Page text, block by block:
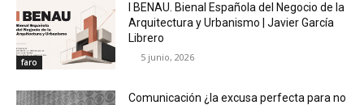
faro
I BENAU. Bienal Española del Negocio de la
Arquitectura y Urbanismo | Javier García
Librero
5 junio, 2026
Comunicación ¿la excusa perfecta para no